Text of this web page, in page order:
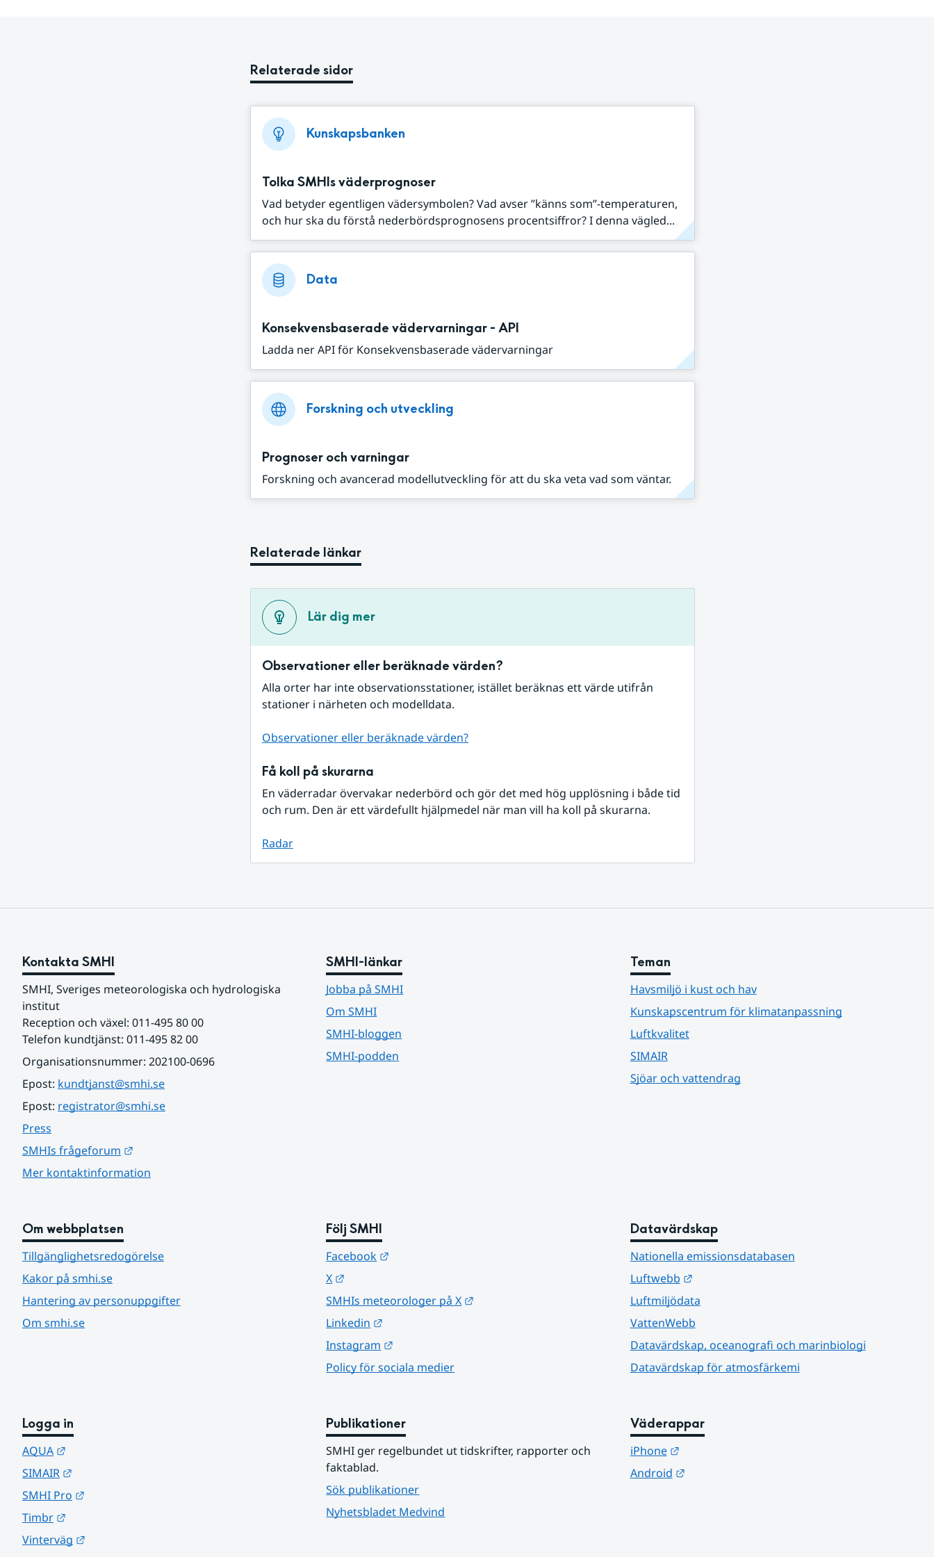
Relaterade sidor
Kunskapsbanken
Tolka SMHIs väderprognoser
Vad betyder egentligen vädersymbolen? Vad avser ”känns som”-temperaturen,
och hur ska du förstå nederbördsprognosens procentsiffror? I denna vägled...
Data
Konsekvensbaserade vädervarningar - API
Ladda ner API för Konsekvensbaserade vädervarningar
Forskning och utveckling
Prognoser och varningar
Forskning och avancerad modellutveckling för att du ska veta vad som väntar.
Relaterade länkar
Lär dig mer
Observationer eller beräknade värden?
Alla orter har inte observationsstationer, istället beräknas ett värde utifrån
stationer i närheten och modelldata.
Observationer eller beräknade värden?
Få koll på skurarna
En väderradar övervakar nederbörd och gör det med hög upplösning i både tid
och rum. Den är ett värdefullt hjälpmedel när man vill ha koll på skurarna.
Radar
Kontakta SMHI
SMHI, Sveriges meteorologiska och hydrologiska
institut
Reception och växel: 011-495 80 00
Telefon kundtjänst: 011-495 82 00
Organisationsnummer: 202100-0696
Epost: kundtjanst@smhi.se
Epost: registrator@smhi.se
Press
SMHIs frågeforum
Mer kontaktinformation
SMHI-länkar
Jobba på SMHI
Om SMHI
SMHI-bloggen
SMHI-podden
Teman
Havsmiljö i kust och hav
Kunskapscentrum för klimatanpassning
Luftkvalitet
SIMAIR
Sjöar och vattendrag
Om webbplatsen
Tillgänglighetsredogörelse
Kakor på smhi.se
Hantering av personuppgifter
Om smhi.se
Följ SMHI
Facebook
X
SMHIs meteorologer på X
Linkedin
Instagram
Policy för sociala medier
Datavärdskap
Nationella emissionsdatabasen
Luftwebb
Länk till annan webbplats.
Luftmiljödata
VattenWebb
Datavärdskap, oceanografi och marinbiologi
Datavärdskap för atmosfärkemi
Logga in
AQUA
SIMAIR
SMHI Pro
Timbr
Vinterväg
Publikationer
SMHI ger regelbundet ut tidskrifter, rapporter och
faktablad.
Sök publikationer
Nyhetsbladet Medvind
Väderappar
iPhone
Länk till annan webbplats.
Android
Länk till annan webbplats.